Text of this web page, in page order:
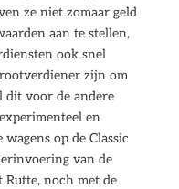
ze niet zomaar geld
aan te stellen,
ook snel
zijn om
dit voor de andere
en
op de Classic
van de
Rutte, noch met de